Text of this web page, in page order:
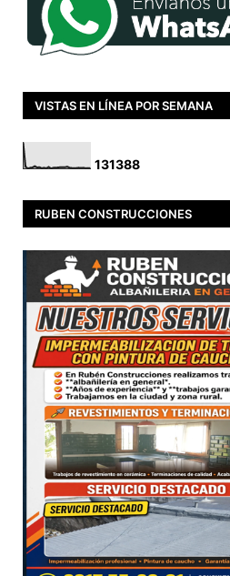
VISTAS EN LÍNEA POR SEMANA
131388
RUBEN CONSTRUCCIONES